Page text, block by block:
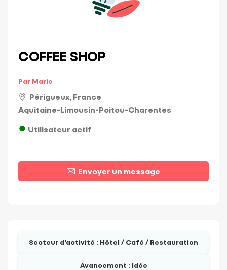
COFFEE SHOP
Par Marie
Périgueux, France
Aquitaine-Limousin-Poitou-Charentes
Utilisateur actif
Envoyer un message
Secteur d'activité : Hôtel / Café / Restauration
Avancement : Idée